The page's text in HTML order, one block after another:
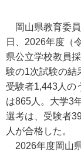
岡山県教育委
日、2026年度（
県公立学校教員
験の1次試験の結
受験者1,443人の
は865人。大学3
選考は、受験者
人が合格した。
2026年度岡山